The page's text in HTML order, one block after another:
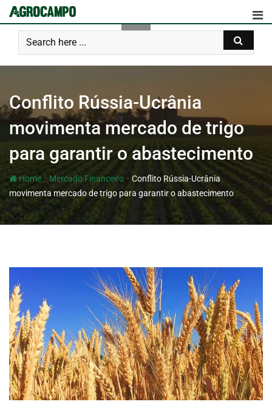
Conflito Rússia-Ucrânia
movimenta mercado de trigo
para garantir o abastecimento
Home- Mercado Financeiro - Conflito Rússia-Ucrânia
movimenta mercado de trigo para garantir o abastecimento